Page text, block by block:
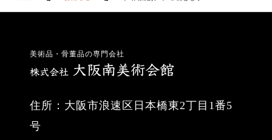
美術品・骨董品の専門会社
住所：大阪市浪速区日本橋東2丁目1番5
号